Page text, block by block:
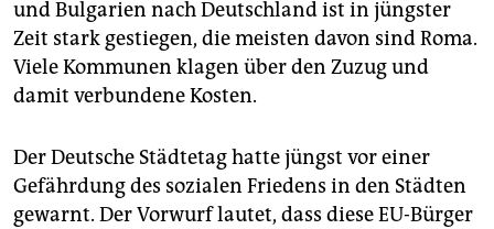
und Bulgarien nach Deutschland ist in jüngster
Zeit stark gestiegen, die meisten davon sind Roma.
Viele Kommunen klagen über den Zuzug und
damit verbundene Kosten.
Der Deutsche Städtetag hatte jüngst vor einer
Gefährdung des sozialen Friedens in den Städten
gewarnt. Der Vorwurf lautet, dass diese EU-Bürger